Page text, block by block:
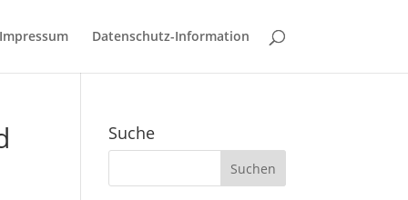
Impressum Datenschutz-Information
Suche